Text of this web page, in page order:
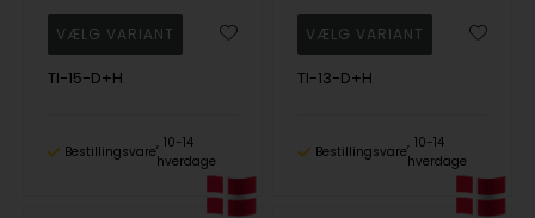
TI-15-D+H
Bestillingsvare
10-14
hverdage
TI-13-D+H
Bestillingsvare
10-14
hverdage